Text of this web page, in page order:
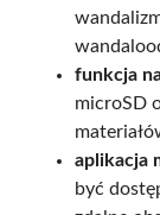
funkcja
microSD
aplikacja
być